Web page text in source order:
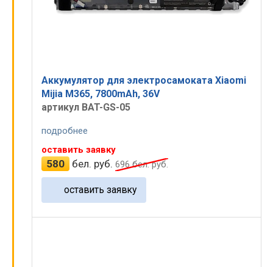
Аккумулятор для электросамоката Xiaomi
Mijia M365, 7800mAh, 36V
артикул BAT-GS-05
подробнее
оставить заявку
580 бел. руб. 696бел. руб.
оставить заявку